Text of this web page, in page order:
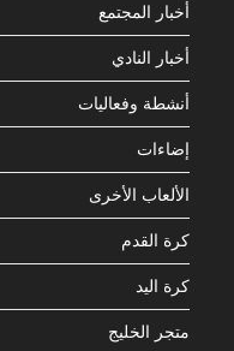
أخبار المجتمع
أخبار النادي
أنشطة وفعاليات
إضاءات
الألعاب الأخرى
كرة القدم
كرة اليد
متجر الخليج